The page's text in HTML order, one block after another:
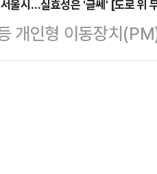
와 마포구를 포함한
고 운영해 온 시 소
…
. 전문가들은 "법 제
는 공공안전의 문제
일, 전북경찰청 소
서울시…실효성은 '글쎄' [도로 위
개인형 이동장치
+고라니) 근절을 위